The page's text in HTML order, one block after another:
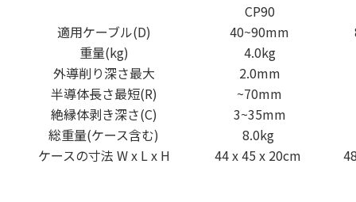
CP90
適用ケーブル(D)
40~90mm
重量(kg)
4.0kg
外導削り深さ最大
2.0mm
半導体長さ最短(R)
~70mm
絶縁体剥き深さ(C)
3~35mm
総重量(ケース含む)
8.0kg
ケースの寸法 W x L x H
44 x 45 x 20cm